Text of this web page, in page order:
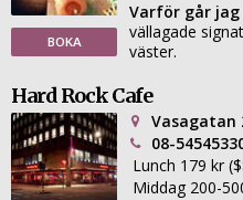
BOKA
Varför går
vällagade
väster.
Hard Rock Cafe
Vasagatan
08-
Lunch 179 kr
Middag 200-